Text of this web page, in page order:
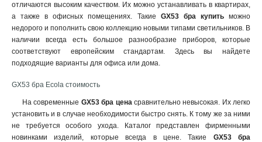
отличаются высоким качеством. Их можно устанавливать в квартирах,
а также в офисных помещениях. Такие GX53 бра купитьможно
недорого и пополнить свою коллекцию новыми типами светильников. В
наличии всегда есть большое разнообразие приборов, которые
соответствуют европейским стандартам. Здесь вы найдете
подходящие варианты для офиса или дома.
GX53 бра Ecola стоимость
На современные GX53 бра цена сравнительно невысокая. Их легко
установить и в случае необходимости быстро снять. К тому же за ними
не требуется особого ухода. Каталог представлен фирменными
новинками изделий, которые всегда в цене. Такие GX53 бра